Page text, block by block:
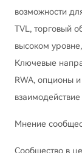
возможности
TVL, торговый
высоком
Ключевые
RWA, опционы
Мнение
Сообщество в